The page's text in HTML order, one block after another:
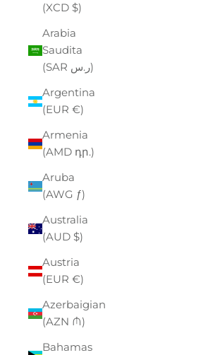
(XCD $)
Arabia
Saudita
(SAR ر.س)
Argentina
(EUR €)
Armenia
(AMD դր.)
Aruba
(AWG ƒ)
Australia
(AUD $)
Austria
(EUR €)
Azerbaigian
(AZN ₼)
Bahamas